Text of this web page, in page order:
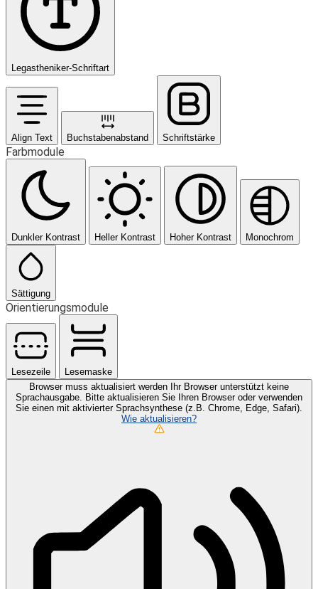
Legastheniker-Schriftart
Align Text Buchstabenabstand Schriftstärke
Farbmodule
Dunkler Kontrast Heller Kontrast Hoher Kontrast Monochrom
Sättigung
Orientierungsmodule
Lesezeile
Lesemaske
Browser muss aktualisiert werden
Ihr Browser unterstützt keine
Sprachausgabe. Bitte aktualisieren Sie Ihren Browser oder verwenden
Sie einen mit aktivierter Sprachsynthese (z.B. Chrome, Edge, Safari).
Wie aktualisieren?